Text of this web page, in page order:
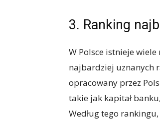
3. Ranking
W Polsce istnieje
najbardziej uznanych
opracowany przez
takie jak kapitał
Według tego